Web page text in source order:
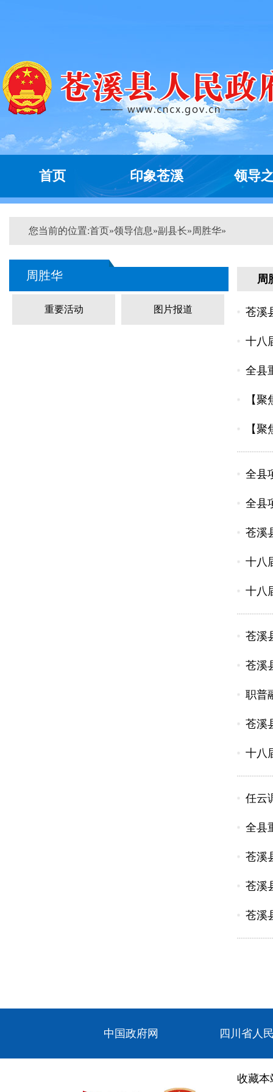
首页 印象苍溪 领导
您当前的位置:首页»领导信息»副县长»周胜华»
周胜华
重要活动 图片报道
周
苍溪
十八
全县
【
【
全县
全县
苍溪
十八
十八
苍溪
苍溪
职普
苍溪
十八
任云
全县
苍溪
苍溪
苍溪
中国政府网 四川省人
收藏本